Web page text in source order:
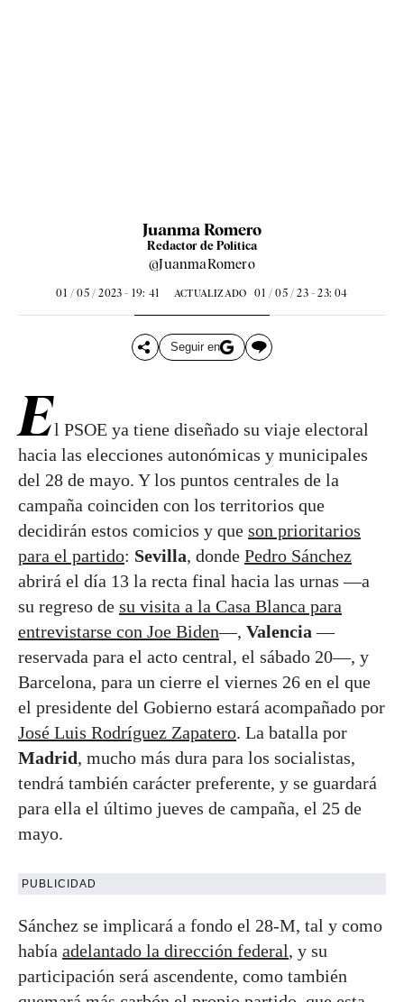
Juanma Romero
Redactor de Política
@JuanmaRomero
01 / 05 / 2023 - 19: 41 ACTUALIZADO 01 / 05 / 23 - 23: 04
Seguir en
El PSOE ya tiene diseñado su viaje electoral
hacia las elecciones autonómicas y municipales
del 28 de mayo. Y los puntos centrales de la
campaña coinciden con los territorios que
decidirán estos comicios y que son prioritarios
para el partido: Sevilla, donde Pedro Sánchez
abrirá el día 13 la recta final hacia las urnas —a
su regreso de su visita a la Casa Blanca para
entrevistarse con Joe Biden—, Valencia—
reservada para el acto central, el sábado 20—, y
Barcelona, para un cierre el viernes 26 en el que
el presidente del Gobierno estará acompañado por
José Luis Rodríguez Zapatero. La batalla por
Madrid, mucho más dura para los socialistas,
tendrá también carácter preferente, y se guardará
para ella el último jueves de campaña, el 25 de
mayo.
PUBLICIDAD
Sánchez se implicará a fondo el 28-M, tal y como
había adelantado la dirección federal, y su
participación será ascendente, como también